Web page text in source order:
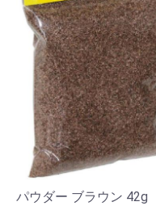
パウダー ブラウン 42g